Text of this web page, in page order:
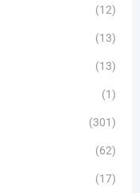
(12)
(13)
(13)
(1)
(301)
(62)
(17)